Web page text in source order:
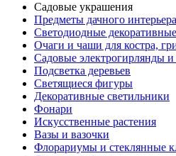
Садовые украшения
Предметы дачного интерьера
Светодиодные
Очаги и чаши для костра,
Садовые электрогирлянды и
Подсветка деревьев
Светящиеся фигуры
Декоративные светильники
Фонари
Искусственные растения
Вазы и вазочки
Флорариумы и стеклянные